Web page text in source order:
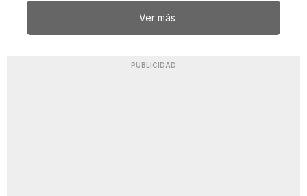
Ver más
PUBLICIDAD